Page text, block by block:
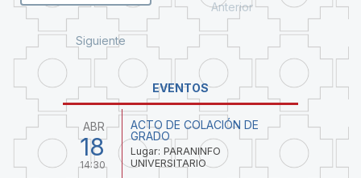
Anterior
Siguiente
EVENTOS
ABR
18
14:30
ACTO DE COLACIÓN DE
GRADO
Lugar: PARANINFO
UNIVERSITARIO